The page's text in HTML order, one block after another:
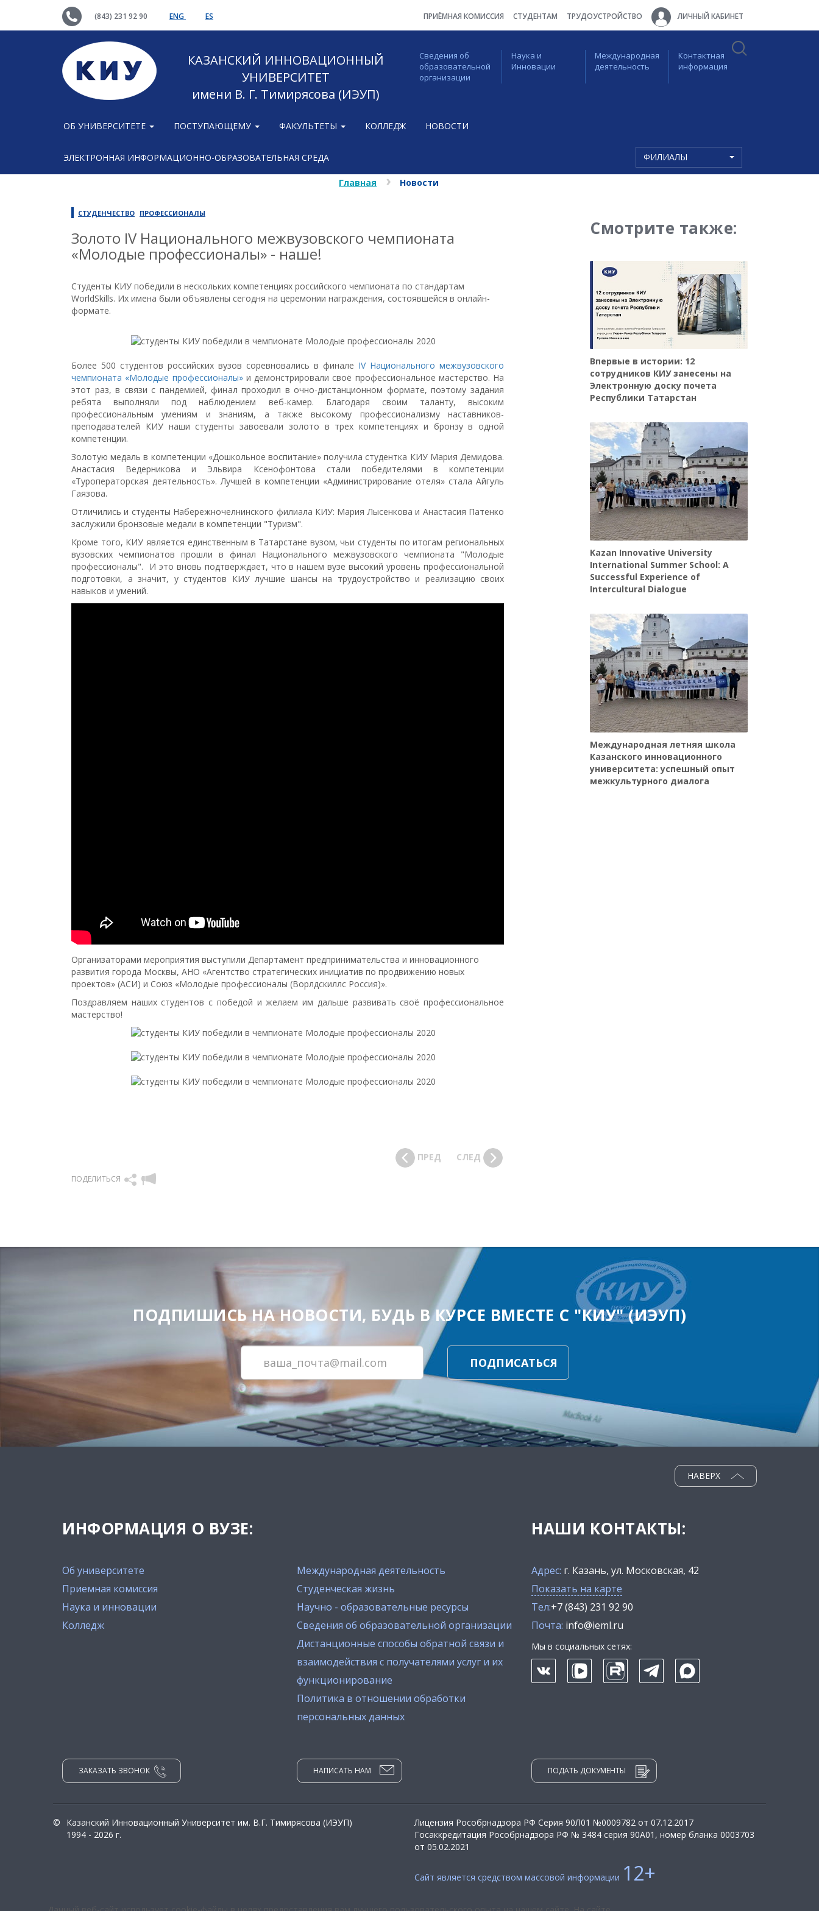
(843) 231 92 90 ENG ES ПРИЁМНАЯ КОМИССИЯ СТУДЕНТАМ ТРУДОУСТРОЙСТВО ЛИЧНЫЙ КАБИНЕТ
КАЗАНСКИЙ ИННОВАЦИОННЫЙ
УНИВЕРСИТЕТ
имени В. Г. Тимирясова (ИЭУП)
Сведения об
образовательной
организации
Наука и
Инновации
Международная
деятельность
Контактная
информация
ОБ УНИВЕРСИТЕТЕ ПОСТУПАЮЩЕМУ ФАКУЛЬТЕТЫ КОЛЛЕДЖ НОВОСТИ
ЭЛЕКТРОННАЯ ИНФОРМАЦИОННО-ОБРАЗОВАТЕЛЬНАЯ СРЕДА ФИЛИАЛЫ
Главная Новости
СТУДЕНЧЕСТВО ПРОФЕССИОНАЛЫ
Золото IV Национального межвузовского чемпионата
«Молодые профессионалы» - наше!
Студенты КИУ победили в нескольких компетенциях российского чемпионата по стандартам
WorldSkills. Их имена были объявлены сегодня на церемонии награждения, состоявшейся в онлайн-
формате.
Более 500 студентов российских вузов соревновались в финале IV Национального межвузовского
чемпионата «Молодые профессионалы»и демонстрировали своё профессиональное мастерство. На
этот раз, в связи с пандемией, финал проходил в очно-дистанционном формате, поэтому задания
ребята выполняли под наблюдением веб-камер. Благодаря своим таланту, высоким
профессиональным умениям и знаниям, а также высокому профессионализму наставников-
преподавателей КИУ наши студенты завоевали золото в трех компетенциях и бронзу в одной
компетенции.
Золотую медаль в компетенции «Дошкольное воспитание» получила студентка КИУ Мария Демидова.
Анастасия Ведерникова и Эльвира Ксенофонтова стали победителями в компетенции
«Туроператорская деятельность». Лучшей в компетенции «Администрирование отеля» стала Айгуль
Гаязова.
Отличились и студенты Набережночелнинского филиала КИУ: Мария Лысенкова и Анастасия Патенко
заслужили бронзовые медали в компетенции "Туризм".
Кроме того, КИУ является единственным в Татарстане вузом, чьи студенты по итогам региональных
вузовских чемпионатов прошли в финал Национального межвузовского чемпионата "Молодые
профессионалы". И это вновь подтверждает, что в нашем вузе высокий уровень профессиональной
подготовки, а значит, у студентов КИУ лучшие шансы на трудоустройство и реализацию своих
навыков и умений.
Организаторами мероприятия выступили Департамент предпринимательства и инновационного
развития города Москвы, АНО «Агентство стратегических инициатив по продвижению новых
проектов» (АСИ) и Союз «Молодые профессионалы (Ворлдскиллс Россия)».
Поздравляем наших студентов с победой и желаем им дальше развивать своё профессиональное
мастерство!
ПОДЕЛИТЬСЯ
ПРЕД СЛЕД
Смотрите также:
Впервые в истории: 12
сотрудников КИУ занесены на
Электронную доску почета
Республики Татарстан
Kazan Innovative University
International Summer School: A
Successful Experience of
Intercultural Dialogue
Международная летняя школа
Казанского инновационного
университета: успешный опыт
межкультурного диалога
ПОДПИШИСЬ НА НОВОСТИ, БУДЬ В КУРСЕ ВМЕСТЕ С "КИУ" (ИЭУП)
ПОДПИСАТЬСЯ
ИНФОРМАЦИЯ О ВУЗЕ:
Об университете
Приемная комиссия
Наука и инновации
Колледж
Международная деятельность
Студенческая жизнь
Научно - образовательные ресурсы
Сведения об образовательной организации
Дистанционные способы обратной связи и
взаимодействия с получателями услуг и их
функционирование
Политика в отношении обработки
персональных данных
НАВЕРХ
НАШИ КОНТАКТЫ:
Адрес: г. Казань, ул. Московская, 42
Показать на карте
Тел:+7 (843) 231 92 90
Почта: info@ieml.ru
Мы в социальных сетях:
ЗАКАЗАТЬ ЗВОНОК НАПИСАТЬ НАМ ПОДАТЬ ДОКУМЕНТЫ
©
Казанский Инновационный Университет им. В.Г. Тимирясова (ИЭУП)
1994 - 2026 г.
Лицензия Рособрнадзора РФ Серия 90Л01 №0009782 от 07.12.2017
Госаккредитация Рособрнадзора РФ № 3484 серия 90А01, номер бланка 0003703
от 05.02.2021
Сайт является средством массовой информации 12+